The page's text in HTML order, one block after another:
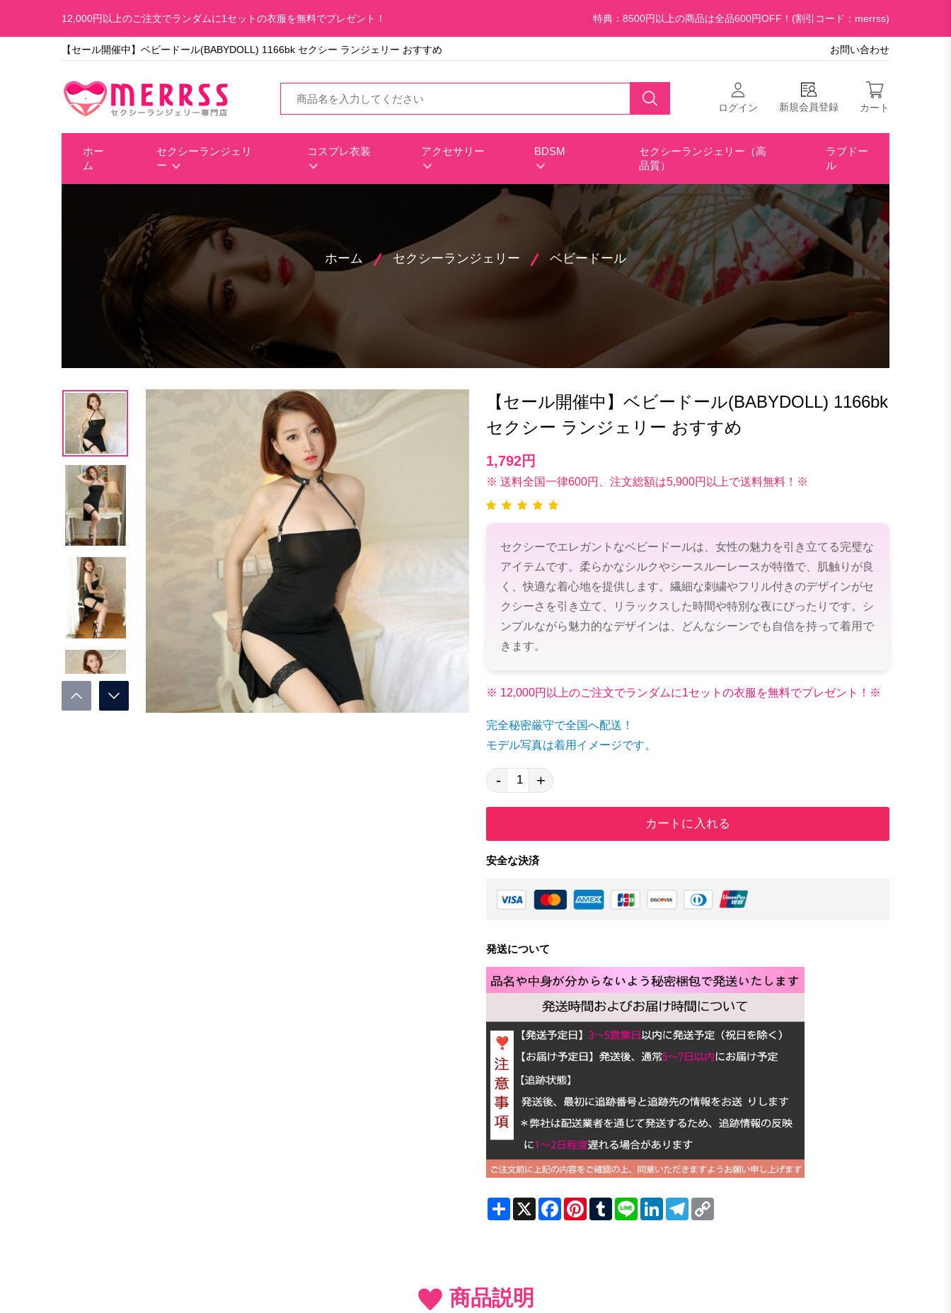
12,000円以上のご注文でランダムに1セットの衣服を無料でプレゼント！ 特典：8500円以上の商品は全品600円OFF！(割引コード：merrss)
【セール開催中】ベビードール(BABYDOLL) 1166bk セクシー ランジェリー おすすめ お問い合わせ
ログイン 新規会員登録 カート
ホー
ム
セクシーランジェリ
ー
コスプレ衣装 アクセサリー BDSM
セクシーランジェリー（高
品質）
ラブドー
ル
ホーム セクシーランジェリー ベビードール
【セール開催中】ベビードール(BABYDOLL) 1166bk
セクシー ランジェリー おすすめ
1,792円
※ 送料全国一律600円、注文総額は5,900円以上で送料無料！※
セクシーでエレガントなベビードールは、女性の魅力を引き立てる完璧な
アイテムです。柔らかなシルクやシースルーレースが特徴で、肌触りが良
く、快適な着心地を提供します。繊細な刺繍やフリル付きのデザインがセ
クシーさを引き立て、リラックスした時間や特別な夜にぴったりです。シ
ンプルながら魅力的なデザインは、どんなシーンでも自信を持って着用で
きます。
※ 12,000円以上のご注文でランダムに1セットの衣服を無料でプレゼント！※
完全秘密厳守で全国へ配送！
モデル写真は着用イメージです。
- +
カートに入れる
安全な決済
発送について
ShareX FacebookPinterestTumblrLine LinkedInTelegram
商品説明